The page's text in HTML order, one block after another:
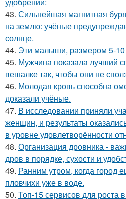
43. Сильнейшая магнитная
на землю: учёные
солнце.
44. Эти малыши, размером 5-
45. Мужчина показала лучший
вешалке так, чтобы они не
46. Молодая кровь способна
доказали учёные.
47. В исследовании приняли
женщин, и результаты
в уровне удовлетворённости
48. Организация дровника -
дров в порядке, сухости и
49. Ранним утром, когда город
пловчихи уже в воде.
50. Топ-15 сервисов для роста